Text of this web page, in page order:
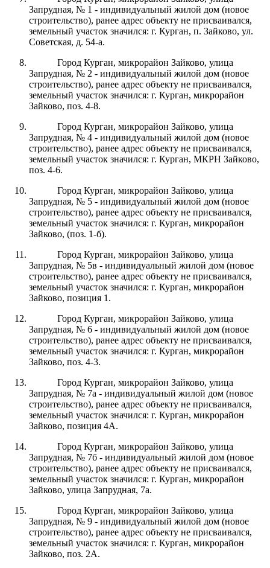
Запрудная, № 1 - индивидуальный жилой дом (новое
строительство), ранее адрес объекту не присваивался,
земельный участок значился: г. Курган, п. Зайково, ул.
Советская, д. 54-а.
Город Курган, микрорайон Зайково, улица
Запрудная, № 2 - индивидуальный жилой дом (новое
строительство), ранее адрес объекту не присваивался,
земельный участок значился: г. Курган, микрорайон
Зайково, поз. 4-8.
Город Курган, микрорайон Зайково, улица
Запрудная, № 4 - индивидуальный жилой дом (новое
строительство), ранее адрес объекту не присваивался,
земельный участок значился: г. Курган, МКРН Зайково,
поз. 4-6.
Город Курган, микрорайон Зайково, улица
Запрудная, № 5 - индивидуальный жилой дом (новое
строительство), ранее адрес объекту не присваивался,
земельный участок значился: г. Курган, микрорайон
Зайково, (поз. 1-б).
Город Курган, микрорайон Зайково, улица
Запрудная, № 5в - индивидуальный жилой дом (новое
строительство), ранее адрес объекту не присваивался,
земельный участок значился: г. Курган, микрорайон
Зайково, позиция 1.
Город Курган, микрорайон Зайково, улица
Запрудная, № 6 - индивидуальный жилой дом (новое
строительство), ранее адрес объекту не присваивался,
земельный участок значился: г. Курган, микрорайон
Зайково, поз. 4-3.
Город Курган, микрорайон Зайково, улица
Запрудная, № 7а - индивидуальный жилой дом (новое
строительство), ранее адрес объекту не присваивался,
земельный участок значился: г. Курган, микрорайон
Зайково, позиция 4А.
Город Курган, микрорайон Зайково, улица
Запрудная, № 7б - индивидуальный жилой дом (новое
строительство), ранее адрес объекту не присваивался,
земельный участок значился: г. Курган, микрорайон
Зайково, улица Запрудная, 7а.
Город Курган, микрорайон Зайково, улица
Запрудная, № 9 - индивидуальный жилой дом (новое
строительство), ранее адрес объекту не присваивался,
земельный участок значился: г. Курган, микрорайон
Зайково, поз. 2А.